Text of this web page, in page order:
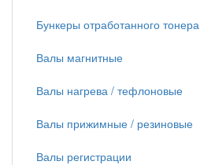
Бункеры отработанного тонера
Валы магнитные
Валы нагрева / тефлоновые
Валы прижимные / резиновые
Валы регистрации